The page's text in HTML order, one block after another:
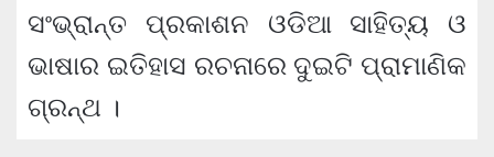
ସଂଭ୍ରାନ୍ତ ପ୍ରକାଶନ ଓଡିଆ ସାହିତ୍ୟ ଓ
ଭାଷାର ଇତିହାସ ରଚନାରେ ଦୁଇଟି ପ୍ରାମାଣିକ
ଗ୍ରନ୍ଥ ।